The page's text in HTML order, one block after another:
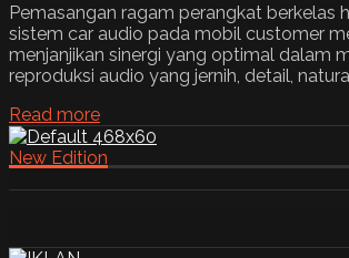
Pemasangan ragam perangkat berkelas
sistem car audio pada mobil customer
menjanjikan sinergi yang optimal dalam
reproduksi audio yang jernih, detail,
Read more
New Edition